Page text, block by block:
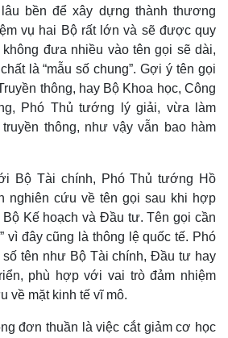
bền để xây dựng thành thương
vụ hai Bộ rất lớn và sẽ được quy
đưa nhiều vào tên gọi sẽ dài,
là “mẫu số chung”. Gợi ý tên gọi
thông, hay Bộ Khoa học, Công
Phó Thủ tướng lý giải, vừa làm
thông, như vậy vẫn bao hàm
Bộ Tài chính, Phó Thủ tướng Hồ
nghiên cứu về tên gọi sau khi hợp
Kế hoạch và Đầu tư. Tên gọi cần
vì đây cũng là thông lệ quốc tế. Phó
tên như Bộ Tài chính, Đầu tư hay
phù hợp với vai trò đảm nhiệm
về mặt kinh tế vĩ mô.
đơn thuần là việc cắt giảm cơ học